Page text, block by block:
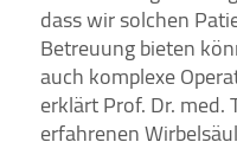
dass wir solchen
Betreuung bieten
auch komplexe
erklärt Prof. Dr.
erfahrenen